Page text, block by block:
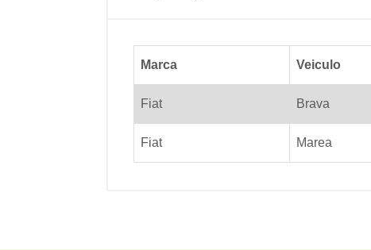
Marca Veiculo
Fiat Brava
Fiat Marea